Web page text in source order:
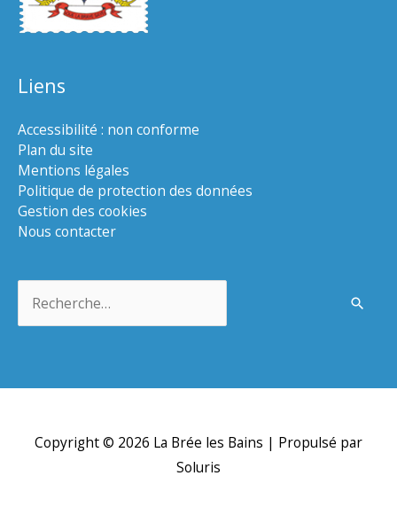
Liens
Accessibilité : non conforme
Plan du site
Mentions légales
Politique de protection des données
Gestion des cookies
Nous contacter
Copyright © 2026 La Brée les Bains | Propulsé par
Soluris